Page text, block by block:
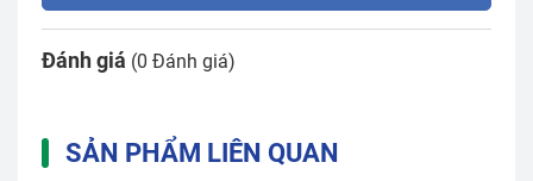
Đánh giá (0 Đánh giá)
SẢN PHẨM LIÊN QUAN